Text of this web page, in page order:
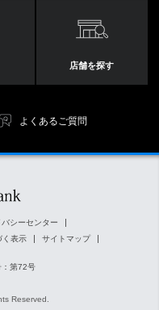
店舗を探す
よくあるご質問
バシーセンター
く表示 サイトマップ
：第72号
Reserved.